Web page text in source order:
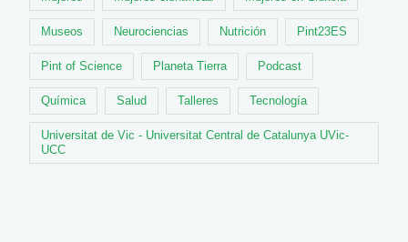
Museos Neurociencias Nutrición Pint23ES
Pint of Science Planeta Tierra Podcast
Química Salud Talleres Tecnología
Universitat de Vic - Universitat Central de Catalunya UVic-
UCC